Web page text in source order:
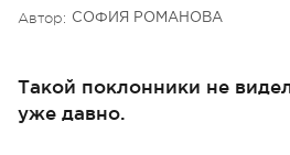
Автор: СОФИЯ РОМАНОВА
Такой поклонники не
уже давно.